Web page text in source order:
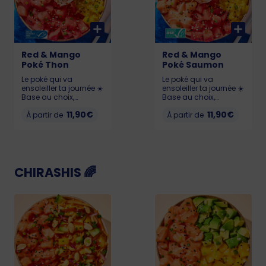
Red & Mango
Poké Thon
Le poké qui va
ensoleiller ta journée ☀️
Base au choix,
de mangue 🥭,
sésame, sulfites KCAL
: LIL : 503 - MED : 673 -
À partir de 11,90€
Red & Mango
Poké Saumon
Le poké qui va
ensoleiller ta journée ☀️
Base au choix,
de mangue 🥭,
À partir de 11,90€
CHIRASHIS 🌈